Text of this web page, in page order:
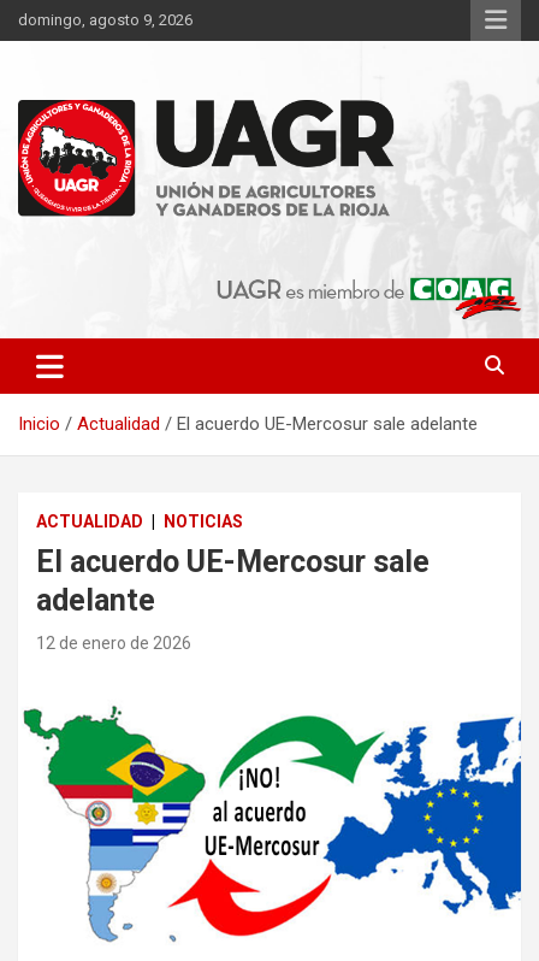
Saltar
al
domingo, agosto 9, 2026
Inicio Actualidad El acuerdo UE-Mercosur sale adelante
ACTUALIDAD NOTICIAS
El acuerdo UE-Mercosur sale
adelante
12 de enero de 2026